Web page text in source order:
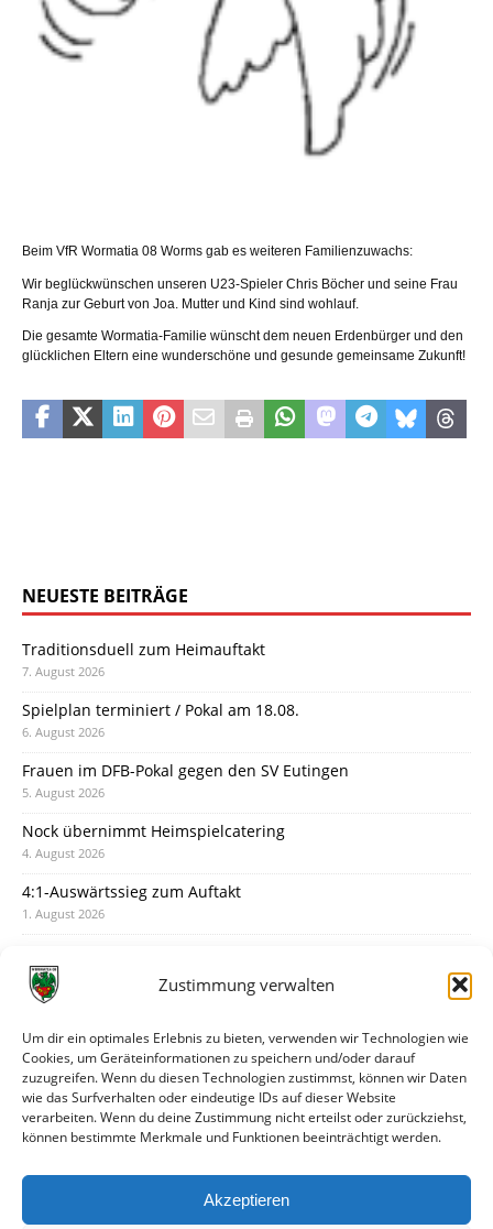
Zustimmung verwalten
Um dir ein optimales Erlebnis zu bieten, verwenden wir Technologien wie
Cookies, um Geräteinformationen zu speichern und/oder darauf
zuzugreifen. Wenn du diesen Technologien zustimmst, können wir Daten
wie das Surfverhalten oder eindeutige IDs auf dieser Website
verarbeiten. Wenn du deine Zustimmung nicht erteilst oder zurückziehst,
können bestimmte Merkmale und Funktionen beeinträchtigt werden.
Akzeptieren
Beim VfR Wormatia 08 Worms gab es weiteren Familienzuwachs:
Wir beglückwünschen unseren U23-Spieler Chris Böcher und seine Frau
Ranja zur Geburt von Joa. Mutter und Kind sind wohlauf.
Die gesamte Wormatia-Familie wünscht dem neuen Erdenbürger und den
glücklichen Eltern eine wunderschöne und gesunde gemeinsame Zukunft!
NEUESTE BEITRÄGE
Traditionsduell zum Heimauftakt
7. August 2026
Spielplan terminiert / Pokal am 18.08.
6. August 2026
Frauen im DFB-Pokal gegen den SV Eutingen
5. August 2026
Nock übernimmt Heimspielcatering
4. August 2026
4:1-Auswärtssieg zum Auftakt
1. August 2026
31. Juli 2026
30. Juli 2026
Deine Spielminute: 89+1
28. Juli 2026
Neuer Rückensponsor
Neue Podcast-Folge: So tickt Björn!
27. Juli 2026